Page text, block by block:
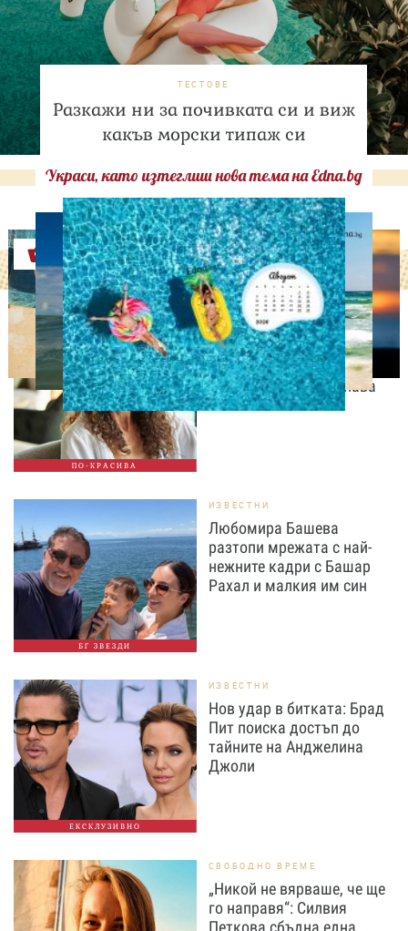
ТЕСТОВЕ
Разкажи ни за почивката си и виж
какъв морски типаж си
Украси, като изтеглиш нова тема на Edna.bg
Оферти
ПО-КРАСИВА
СВОБОДНО ВРЕМЕ
9 неща, които състаряват
жената след 35 години –
без дори да ги осъзнава
БГ ЗВЕЗДИ
ИЗВЕСТНИ
Любомира Башева
разтопи мрежата с най-
нежните кадри с Башар
Рахал и малкия им син
ЕКСКЛУЗИВНО
ИЗВЕСТНИ
Нов удар в битката: Брад
Пит поиска достъп до
тайните на Анджелина
Джоли
СВОБОДНО ВРЕМЕ
„Никой не вярваше, че ще
го направя“: Силвия
Петкова сбъдна една